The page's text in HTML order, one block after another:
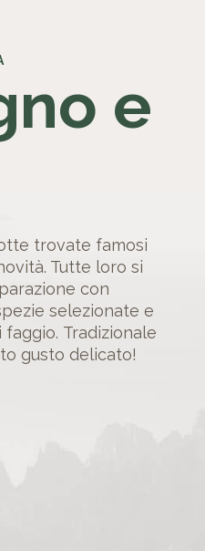
e
trovate famosi
Tutte loro si
con
selezionate e
Tradizionale
gusto delicato!